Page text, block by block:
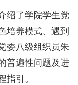
绍了学院学生党
培养模式、遇到
委八级组织员朱
普遍性问题及进
引。